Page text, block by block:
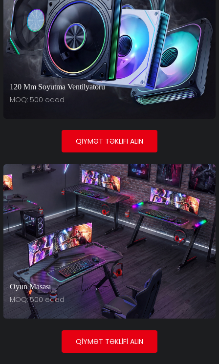
120 Mm Soyutma Ventilyatoru
MOQ: 500 ədəd
QIYMƏT TƏKLIFI ALIN
Oyun Masası
MOQ: 500 ədəd
QIYMƏT TƏKLIFI ALIN